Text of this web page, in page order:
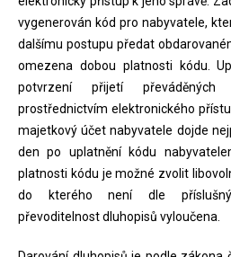
vygenerován kód pro nabyvatele,
dalšímu postupu předat
omezena dobou platnosti kódu.
potvrzení přijetí převáděných
prostřednictvím elektronického
majetkový účet nabyvatele dojde
den po uplatnění kódu
platnosti kódu je možné zvolit
do kterého není dle
převoditelnost dluhopisů vyloučena.